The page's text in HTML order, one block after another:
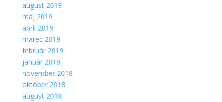
august 2019
máj 2019
apríl 2019
marec 2019
február 2019
január 2019
november 2018
október 2018
august 2018